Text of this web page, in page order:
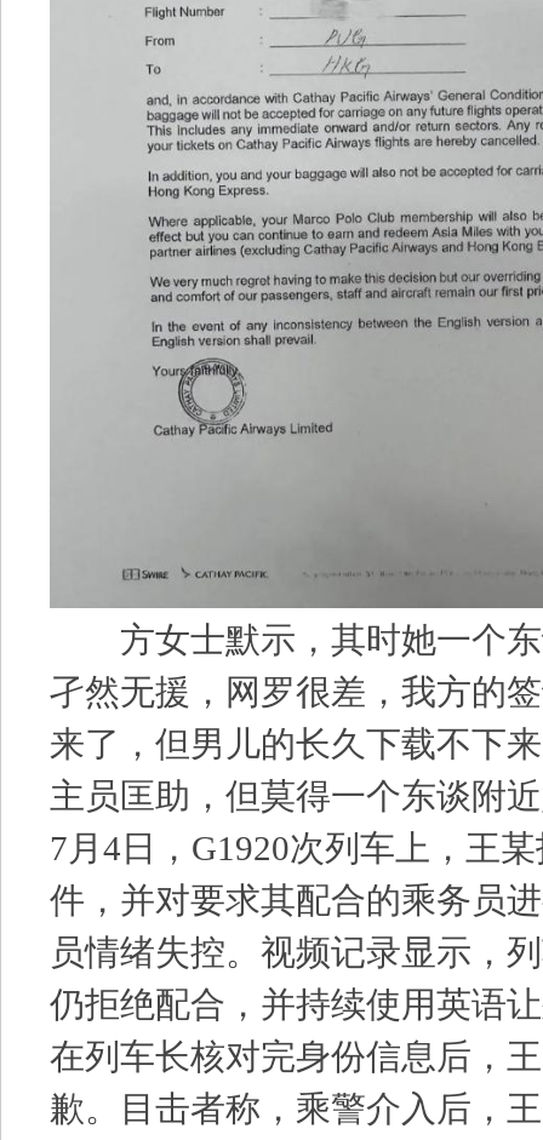
方女士默示，其时她一个东
孑然无援，网罗很差，我方的
来了，但男儿的长久下载不下
主员匡助，但莫得一个东谈附
7月4日，G1920次列车上，王
件，并对要求其配合的乘务员
员情绪失控。视频记录显示，
仍拒绝配合，并持续使用英语
在列车长核对完身份信息后，
歉。目击者称，乘警介入后，